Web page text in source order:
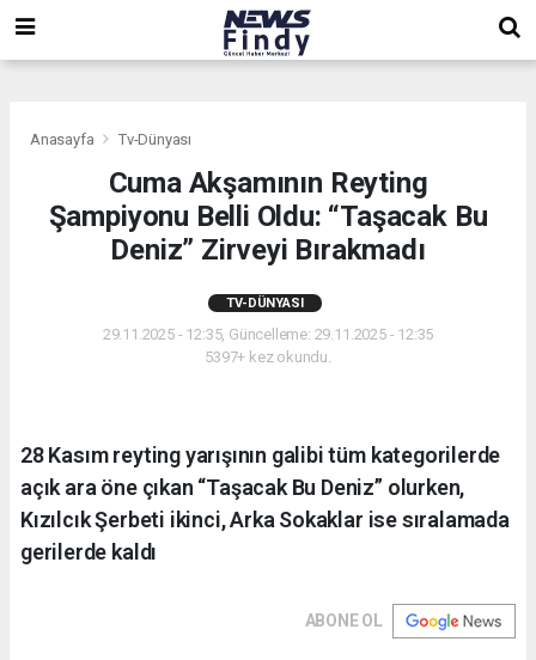
Anasayfa Tv-Dünyası
Cuma Akşamının Reyting
Şampiyonu Belli Oldu: “Taşacak Bu
Deniz” Zirveyi Bırakmadı
TV-DÜNYASI
29.11.2025 - 12:35, Güncelleme: 29.11.2025 - 12:35
5397+ kez okundu.
28 Kasım reyting yarışının galibi tüm kategorilerde
açık ara öne çıkan “Taşacak Bu Deniz” olurken,
Kızılcık Şerbeti ikinci, Arka Sokaklar ise sıralamada
gerilerde kaldı
ABONE OL